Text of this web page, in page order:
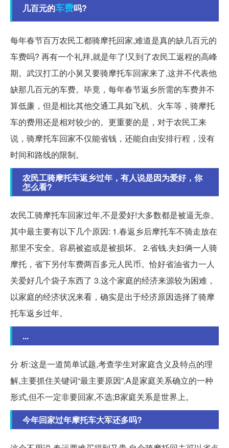
几百元的车费吗?
每年春节百万农民工都骑摩托回家,难道是真的缺几百元的
车费吗? 再有一个礼拜,就是年了!又到了农民工返程的高峰
期。武汉打工的小舅又要骑摩托车回家来了,这并不代表他
缺那几百元的车费。毕竟，每年春节返乡所需的车费并不
算低廉，但是相比其他交通工具如飞机、火车等，骑摩托
车的费用还是相对较少的。更重要的是，对于农民工来
说，骑摩托车回家不仅能省钱，还能自由安排行程，没有
时间和路线的限制。
农民工骑摩托车返乡过年，有人说是因为爱好，你
怎么看?
农民工骑摩托车回家过年,不是爱好!大多数都是被逼无奈。
其中最主要有以下几个原因: 1.春返乡后摩托车不骑走放在
那里不安全。容易被盗或是被损坏。 2.省钱.夫妇俩一人骑
摩托，省下另付车费两百多元人民币。恰好省油省力一人
关爱好几个袋子东西了 3.这个家庭的经济来源较为困难，
以家庭的经济状况来看，确实是出于经济原因选择了骑摩
托车返乡过年。
...
分 析:这是一道简单试题,考查学生对家庭含义及特点的理
解,主要抓住关键词“最主要原因”,A是家庭关系确立的一种
形式,但不一定非要回家,不选;B家庭关系是世界上。
今年回家过年摩托车大军还多吗?